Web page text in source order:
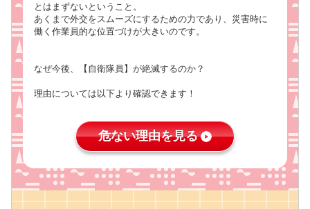
とはまずないということ。
あくまで外交をスムーズにするための力であり、災害時に
働く作業員的な位置づけが大きいのです。
なぜ今後、【自衛隊員】が絶滅するのか？
理由については以下より確認できます！
危ない理由を見る